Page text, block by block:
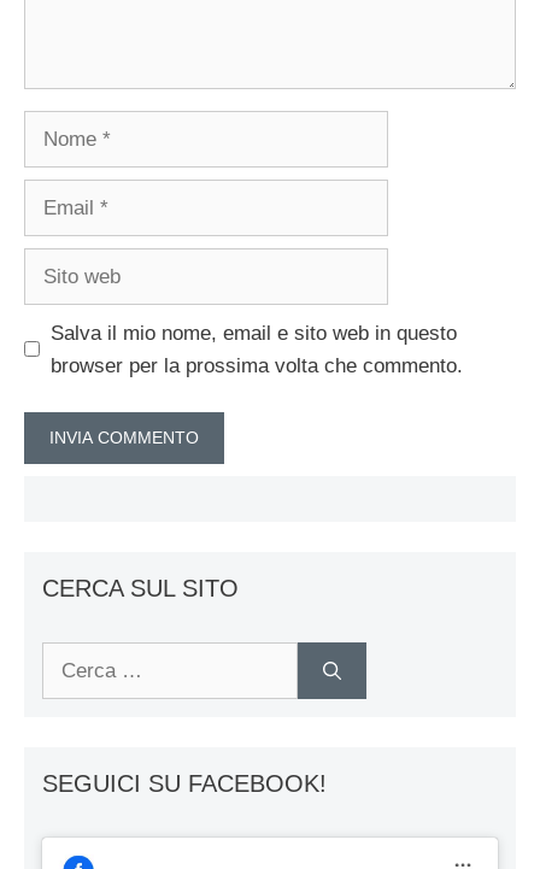
Nome
Email
Sito
Salva il mio nome, email e sito web in questo
browser per la prossima volta che commento.
CERCA SUL SITO
Ricerca
SEGUICI SU FACEBOOK!